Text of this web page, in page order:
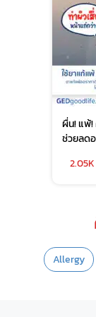
ผื่น! แพ้!
ช่วยลด
2.05K
Allergy